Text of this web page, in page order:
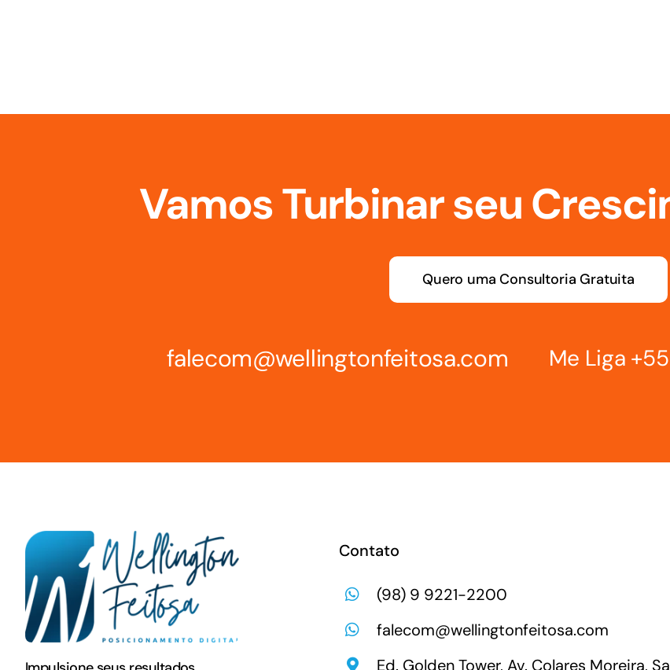
Vamos Turbinar seu
Quero uma Consultoria Gratuita
falecom@wellingtonfeitosa.com Me Liga
Contato
(98) 9 9221-2200
falecom@wellingtonfeitosa.com
Ed. Golden Tower, Av. Colares Moreira,